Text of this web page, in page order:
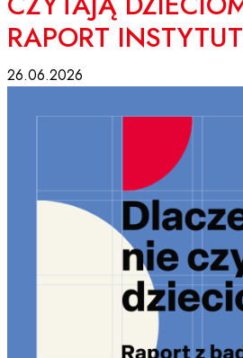
RAPORT
26.06.2026